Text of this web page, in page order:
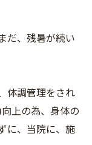
だ、残暑が続い
体調管理をされ
上の為、身体の
に、当院に、施